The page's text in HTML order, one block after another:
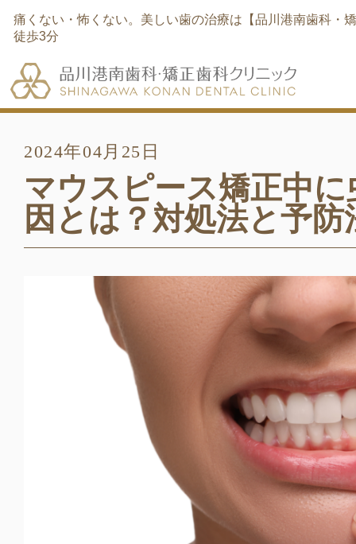
痛くない・怖くない。美しい歯の治療は【品川港南歯科・
徒歩3分
2024年04月25日
マウスピース矯正中
因とは？対処法と予